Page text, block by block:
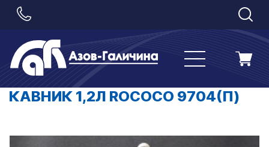
КАВНИК 1,2Л ROCOCO 9704(П)